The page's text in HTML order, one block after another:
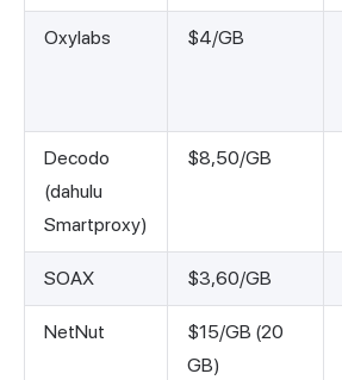
Oxylabs $4/GB
Decodo
(dahulu
Smartproxy)
$8,50/GB
SOAX $3,60/GB
NetNut
$15/GB (20
GB)